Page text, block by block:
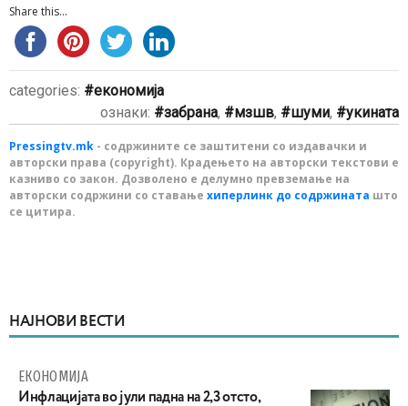
Share this...
categories:
економија
ознаки:
забрана, мзшв, шуми, укината
Pressingtv.mk - содржините се заштитени со издавачки и
авторски права (copyright). Крадењето на авторски текстови е
казниво со закон. Дозволено е делумно превземање на
авторски содржини со ставање хиперлинк до содржината што
се цитира.
НАЈНОВИ ВЕСТИ
ЕКОНОМИЈА
Инфлацијата во јули падна на 2,3 отсто,